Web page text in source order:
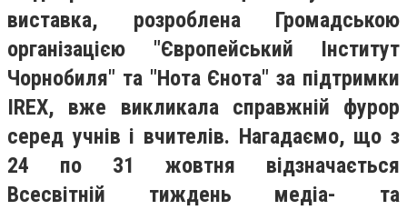
виставка, розроблена Громадською
організацією "Європейський Інститут
Чорнобиля" та "Нота Єнота" за підтримки
IREX, вже викликала справжній фурор
серед учнів і вчителів. Нагадаємо, що з
24 по 31 жовтня відзначається
Всесвітній тиждень медіа- та